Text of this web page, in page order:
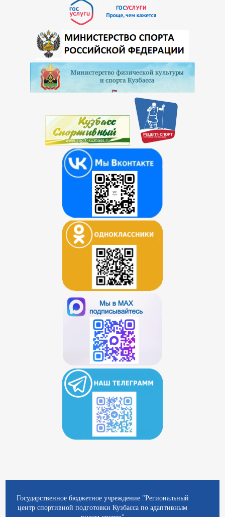
Государственное бюджетное учреждение "Региональный
центр спортивной подготовки Кузбасса по адаптивным